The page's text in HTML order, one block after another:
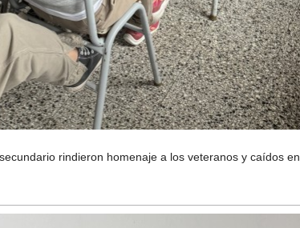
rindieron homenaje a los veteranos y caídos en